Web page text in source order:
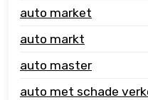
auto market
auto markt
auto master
auto met schade